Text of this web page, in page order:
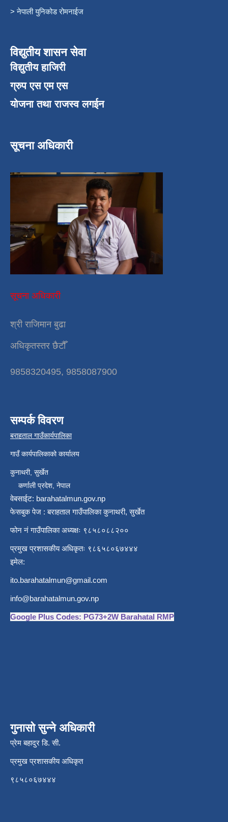
> नेपाली युनिकोड रोमनाईज
विद्युतीय शासन सेवा
विद्युतीय हाजिरी
ग्रुप एस एम एस
योजना तथा राजस्व लगईन
सूचना अधिकारी
सूचना अधिकारी
श्री राजिमान बुढा
अधिकृतस्तर छैटौँ
9858320495, 9858087900
सम्पर्क विवरण
बराहताल गाउँकार्यपालिका
गाउँ कार्यपालिकाको कार्यालय
कुनाथरी, सुर्खेत
कर्णाली प्रदेश, नेपाल
वेबसाईट: barahatalmun.gov.np
फेसबुक पेज : बराहताल गाउँपालिका कुनाथरी, सुर्खेत
फोन नं गाउँपालिका अध्यक्षः ९८५८०८८२००
प्रमुख प्रशासकीय अधिकृतः ९८६५८०६७४४४
इमेल:
ito.barahatalmun@gmail.com
info@barahatalmun.gov.np
Google Plus Codes: PG73+2W Barahatal RMP
गुनासो सुन्ने अधिकारी
प्रेम बहादुर डि. सी.
प्रमुख प्रशासकीय अधिकृत
९८५८०६७४४४